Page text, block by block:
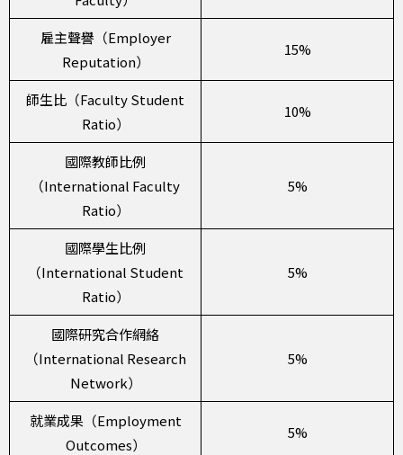
雇主聲譽（Employer
Reputation）
15%
師生比（Faculty Student
Ratio）
10%
國際教師比例
（International Faculty
Ratio）
5%
國際學生比例
（International Student
Ratio）
5%
國際研究合作網絡
（International Research
Network）
5%
就業成果（Employment
Outcomes）
5%